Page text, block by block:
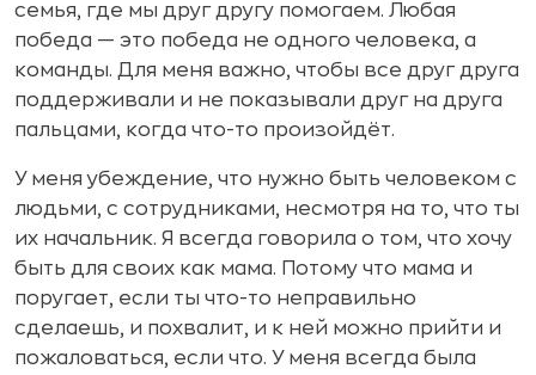
семья, где мы друг другу помогаем. Любая
победа — это победа не одного человека, а
команды. Для меня важно, чтобы все друг друга
поддерживали и не показывали друг на друга
пальцами, когда что-то произойдёт.
У меня убеждение, что нужно быть человеком с
людьми, с сотрудниками, несмотря на то, что ты
их начальник. Я всегда говорила о том, что хочу
быть для своих как мама. Потому что мама и
поругает, если ты что-то неправильно
сделаешь, и похвалит, и к ней можно прийти и
пожаловаться, если что. У меня всегда была